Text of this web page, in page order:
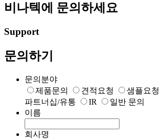
비나텍에 문의하세요
Support
문의하기
문의분야
제품문의
견적요청 샘플요청
파트너십/유통
IR
일반 문의
이름
회사명